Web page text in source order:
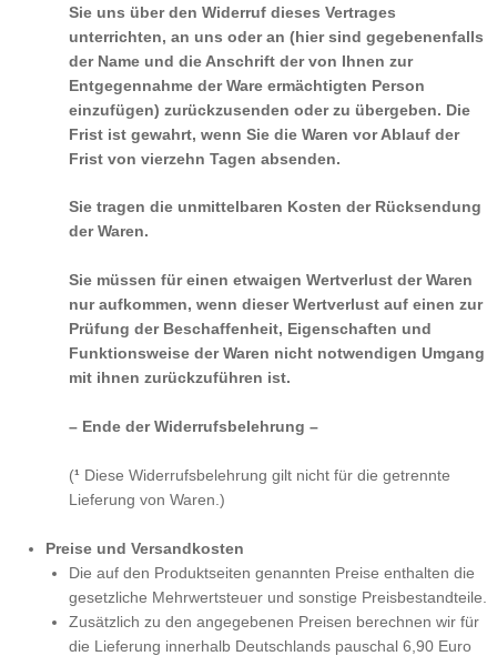
Sie uns über den Widerruf dieses Vertrages
unterrichten, an uns oder an (hier sind gegebenenfalls
der Name und die Anschrift der von Ihnen zur
Entgegennahme der Ware ermächtigten Person
einzufügen) zurückzusenden oder zu übergeben. Die
Frist ist gewahrt, wenn Sie die Waren vor Ablauf der
Frist von vierzehn Tagen absenden.
Sie tragen die unmittelbaren Kosten der Rücksendung
der Waren.
Sie müssen für einen etwaigen Wertverlust der Waren
nur aufkommen, wenn dieser Wertverlust auf einen zur
Prüfung der Beschaffenheit, Eigenschaften und
Funktionsweise der Waren nicht notwendigen Umgang
mit ihnen zurückzuführen ist.
– Ende der Widerrufsbelehrung –
(¹Diese Widerrufsbelehrung gilt nicht für die getrennte
Lieferung von Waren.)
Preise und Versandkosten
Die auf den Produktseiten genannten Preise enthalten die
gesetzliche Mehrwertsteuer und sonstige Preisbestandteile.
Zusätzlich zu den angegebenen Preisen berechnen wir für
die Lieferung innerhalb Deutschlands pauschal 6,90 Euro